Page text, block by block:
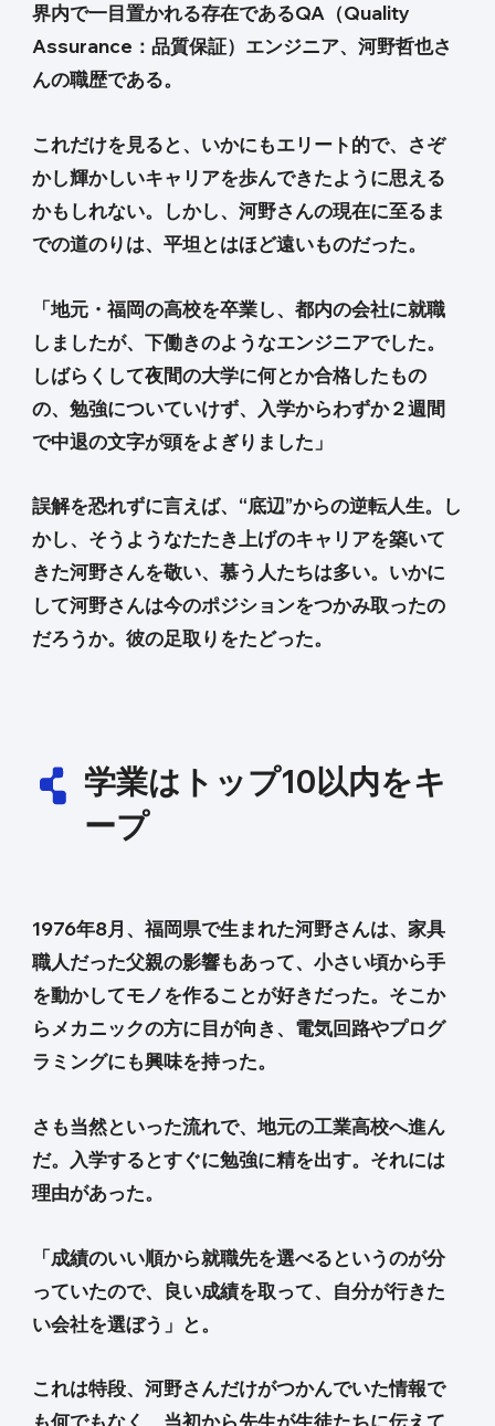
界内で一目置かれる存在であるQA（Quality
Assurance：品質保証）エンジニア、河野哲也さ
んの職歴である。
これだけを見ると、いかにもエリート的で、さぞ
かし輝かしいキャリアを歩んできたように思える
かもしれない。しかし、河野さんの現在に至るま
での道のりは、平坦とはほど遠いものだった。
「地元・福岡の高校を卒業し、都内の会社に就職
しましたが、下働きのようなエンジニアでした。
しばらくして夜間の大学に何とか合格したもの
の、勉強についていけず、入学からわずか２週間
で中退の文字が頭をよぎりました」
誤解を恐れずに言えば、“底辺”からの逆転人生。し
かし、そうようなたたき上げのキャリアを築いて
きた河野さんを敬い、慕う人たちは多い。いかに
して河野さんは今のポジションをつかみ取ったの
だろうか。彼の足取りをたどった。
学業はトップ10以内をキ
ープ
1976年8月、福岡県で生まれた河野さんは、家具
職人だった父親の影響もあって、小さい頃から手
を動かしてモノを作ることが好きだった。そこか
らメカニックの方に目が向き、電気回路やプログ
ラミングにも興味を持った。
さも当然といった流れで、地元の工業高校へ進ん
だ。入学するとすぐに勉強に精を出す。それには
理由があった。
「成績のいい順から就職先を選べるというのが分
っていたので、良い成績を取って、自分が行きた
い会社を選ぼう」と。
これは特段、河野さんだけがつかんでいた情報で
も何でもなく、当初から先生が生徒たちに伝えて